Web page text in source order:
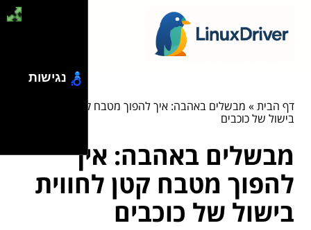
דף הבית» מבשלים באהבה: איך להפוך מטבח קטן לחווית
בישול של כוכבים
מבשלים באהבה: איך
להפוך מטבח קטן לחווית
בישול של כוכבים
נגישות